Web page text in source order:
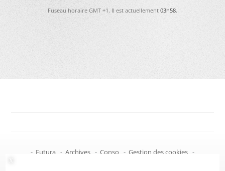
Fuseau horaire GMT +1. Il est actuellement03h58.
- Futura - Archives - Conso - Gestion des cookies -